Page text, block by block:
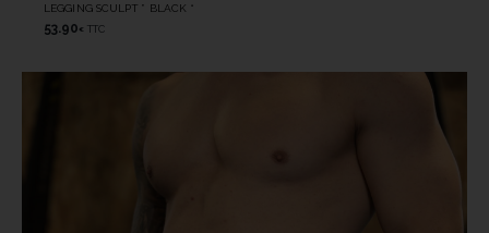
LEGGING SCULPT ” BLACK “
53.90 € TTC